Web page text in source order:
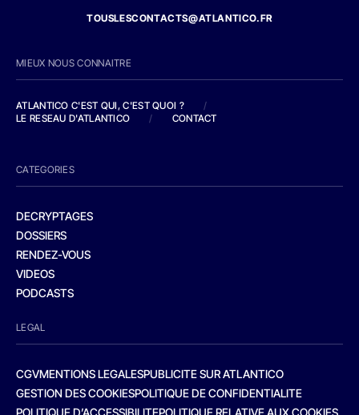
TOUSLESCONTACTS@ATLANTICO.FR
MIEUX NOUS CONNAITRE
ATLANTICO C'EST QUI, C'EST QUOI ?
/
LE RESEAU D'ATLANTICO
/ CONTACT
CATEGORIES
DECRYPTAGES
DOSSIERS
RENDEZ-VOUS
VIDEOS
PODCASTS
LEGAL
CGVMENTIONS LEGALESPUBLICITE SUR ATLANTICO
GESTION DES COOKIESPOLITIQUE DE CONFIDENTIALITE